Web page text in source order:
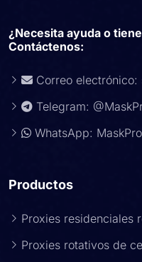
¿Necesita ayuda o
Contáctenos:
Correo electrónico:
Telegram:
WhatsApp:
Productos
Proxies residenciales
Proxies rotativos de